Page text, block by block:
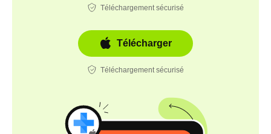
Téléchargement sécurisé
Télécharger
Téléchargement sécurisé